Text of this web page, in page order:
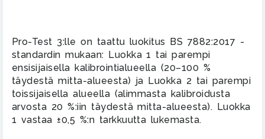
Pro-Test 3:lle on taattu luokitus BS 7882:2017 -
standardin mukaan: Luokka 1 tai parempi
ensisijaisella kalibrointialueella (20–100 %
täydestä mitta-alueesta) ja Luokka 2 tai parempi
toissijaisella alueella (alimmasta kalibroidusta
arvosta 20 %:iin täydestä mitta-alueesta). Luokka
1 vastaa ±0,5 %:n tarkkuutta lukemasta.